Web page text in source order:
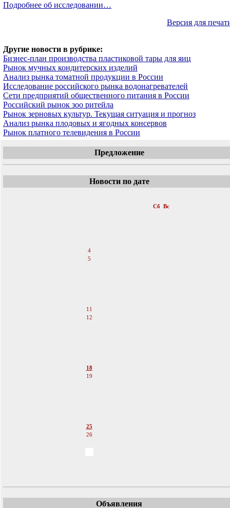
Подробнее об исследовании…
Версия для
Другие новости в рубрике:
Бизнес-план производства пластиковой тары для яиц
Рынок мучных кондитерских изделий
Анализ рынка томатной продукции в России
Исследование российского рынка водонагревателей
Сети предприятий общественного питания в России
Российский рынок зоо ритейла
Рынок зерновых культур. Текущая ситуация и прогноз
Анализ рынка плодовых и ягодных консервов
Рынок платного телевидения в России
Предложение
Новости по дате
Сб Вс
4
5
11
12
18
19
25
26
Объявления